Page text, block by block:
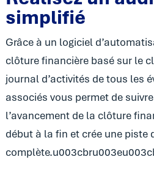
simplifié
Grâce à un logiciel
clôture financière basé sur le
journal d’activités de tous les
associés vous permet de suivre
l’avancement de la clôture
début à la fin et crée une piste